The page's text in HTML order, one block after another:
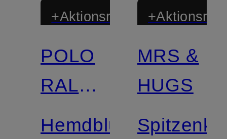
+Aktionsrabatt
POLO
RALPH
LAUREN
Hemdblusenkleid
MRS &
HUGS